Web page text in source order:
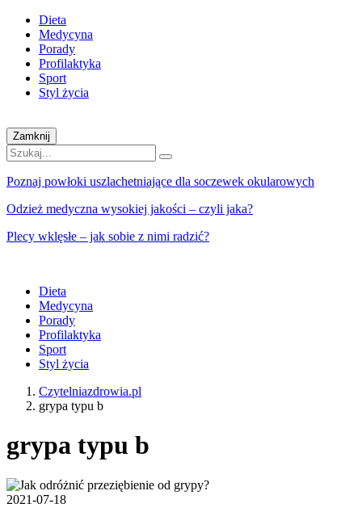
Dieta
Medycyna
Porady
Profilaktyka
Sport
Styl życia
Zamknij
Poznaj powłoki uszlachetniające dla soczewek okularowych
Odzież medyczna wysokiej jakości – czyli jaka?
Plecy wklęsłe – jak sobie z nimi radzić?
Dieta
Medycyna
Porady
Profilaktyka
Sport
Styl życia
Czytelniazdrowia.pl
grypa typu b
grypa typu b
2021-07-18